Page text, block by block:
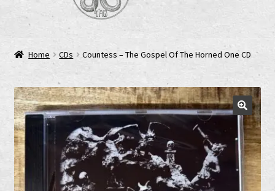
Home
Cart
Checkout
Cookie-Richtlinie (EU)
Home CDs Countess – The Gospel Of The Horned One CD